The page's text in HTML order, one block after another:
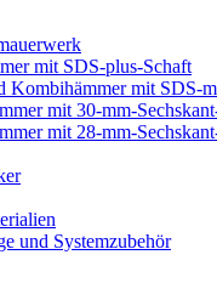
mit SDS-plus-Schaft
Kombihämmer mit SDS-
mit 30-mm-
mit 28-mm-
und Systemzubehör